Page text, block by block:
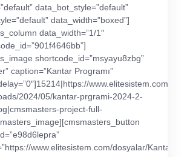
data_bot_style=”default”
data_width=”boxed”]
data_width=”1/1″
shortcode_id=”msyayu8zbg”
caption=”Kantar Programı”
www.elitesistem.com/wp-
2024/05/kantar-prgrami-2024-2-
project-full-
www.elitesistem.com/dosyalar/